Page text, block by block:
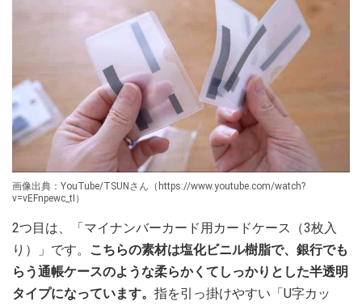
画像出典：YouTube/TSUNさん（https://www.youtube.com/watch?
v=vEFnpewc_tI）
2つ目は、「マイナンバーカード用カードケース（3枚入
り）」です。
こちらの素材は塩化ビニル樹脂で、銀行でも
らう通帳ケースのような柔らかくてしっかりとした半透明
タイプになっています。 指を引っ掛けやすい「U字カッ